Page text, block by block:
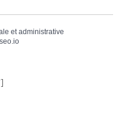
et administrative